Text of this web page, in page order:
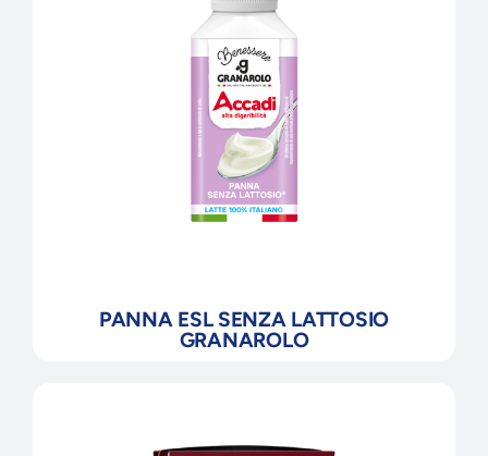
PANNA ESL SENZA LATTOSIO
GRANAROLO